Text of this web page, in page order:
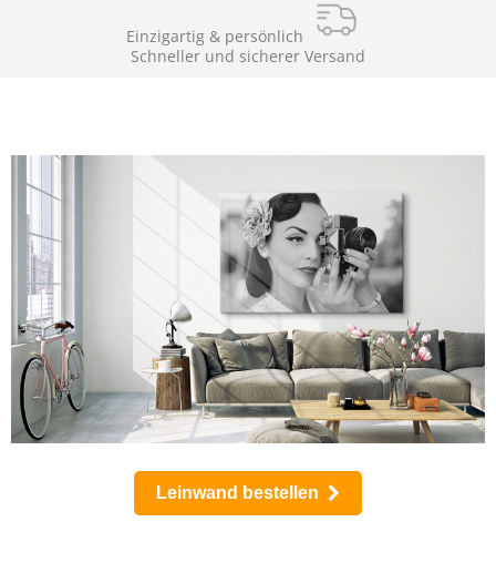
Einzigartig & persönlich
Schneller und sicherer Versand
Leinwand bestellen